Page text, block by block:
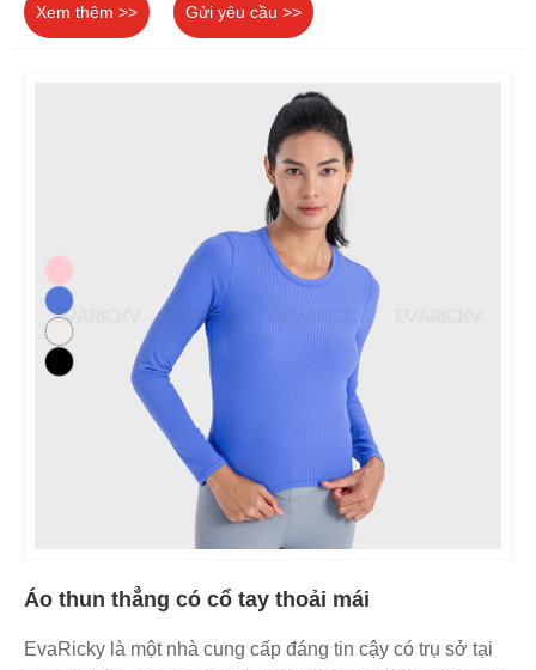
Xem thêm >> Gửi yêu cầu >>
Áo thun thẳng có cổ tay thoải mái
EvaRicky là một nhà cung cấp đáng tin cậy có trụ sở tại